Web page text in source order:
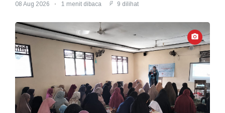
08 Aug 2026 1 menit dibaca 9 dilihat